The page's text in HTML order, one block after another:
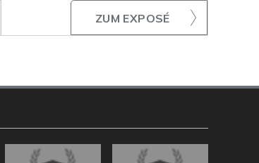
ZUM EXPOSÉ